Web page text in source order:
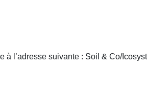
l’adresse suivante : Soil & Co/